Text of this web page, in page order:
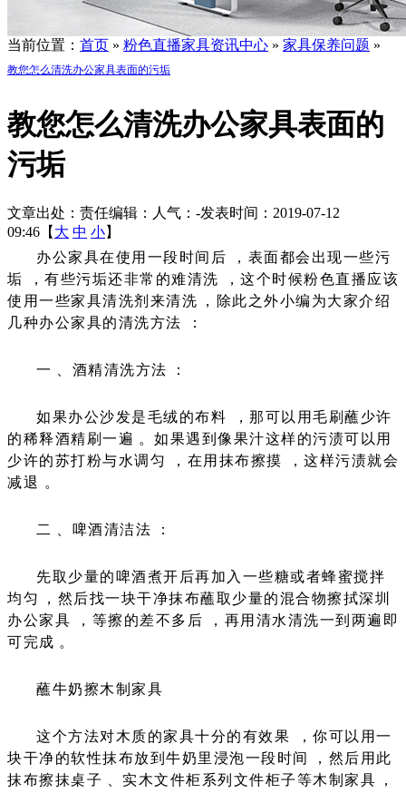
当前位置： 首页 » 粉色直播家具资讯中心 » 家具保养问题 »
教您怎么清洗办公家具表面的污垢
教您怎么清洗办公家具表面的
污垢
文章出处： 责任编辑： 人气： -发表时间：2019-07-12
09:46【 大 中 小】
办公家具在使用一段时间后，表面都会出现一些污
垢，有些污垢还非常的难清洗，这个时候粉色直播应该
使用一些家具清洗剂来清洗，除此之外小编为大家介绍
几种办公家具的清洗方法：
一、酒精清洗方法：
如果办公沙发是毛绒的布料，那可以用毛刷蘸少许
的稀释酒精刷一遍。如果遇到像果汁这样的污渍可以用
少许的苏打粉与水调匀，在用抹布擦摸，这样污渍就会
减退。
二、啤酒清洁法：
先取少量的啤酒煮开后再加入一些糖或者蜂蜜搅拌
均匀，然后找一块干净抹布蘸取少量的混合物擦拭深圳
办公家具，等擦的差不多后，再用清水清洗一到两遍即
可完成。
蘸牛奶擦木制家具
这个方法对木质的家具十分的有效果，你可以用一
块干净的软性抹布放到牛奶里浸泡一段时间，然后用此
抹布擦抹桌子、实木文件柜系列文件柜子等木制家具，